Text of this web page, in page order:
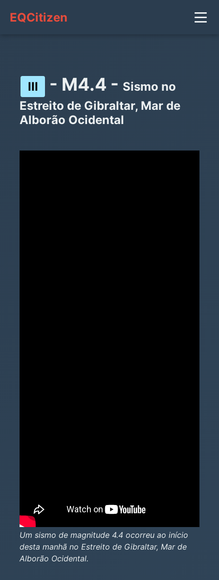
EQCitizen
III - M4.4 - Sismo no
Estreito de Gibraltar, Mar de
Alborão Ocidental
Um sismo de magnitude 4.4 ocorreu ao início
desta manhã no Estreito de Gibraltar, Mar de
Alborão Ocidental.